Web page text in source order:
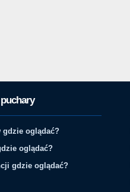
gdzie oglądać?
oglądać?
gdzie oglądać?